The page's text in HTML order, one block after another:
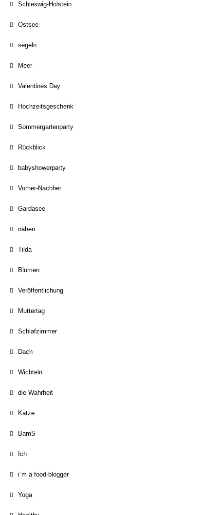
Schleswig-Holstein
Ostsee
segeln
Meer
Valentines Day
Hochzeitsgeschenk
Sommergartenparty
Rückblick
babyshowerparty
Vorher-Nachher
Gardasee
nähen
Tilda
Blumen
Veröffentlichung
Muttertag
Schlafzimmer
Dach
Wichteln
die Wahrheit
Katze
BamS
Ich
i´m a food-blogger
Yoga